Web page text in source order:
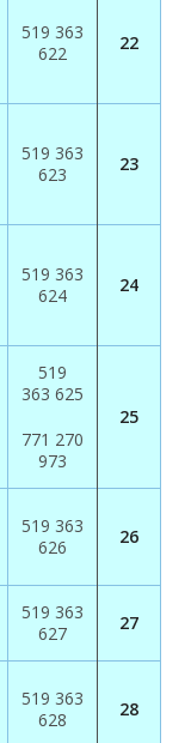
519 363
622
22
519 363
623
23
519 363
624
24
519
363 625
771 270
973
25
519 363
626
26
519 363
627
27
519 363
628
28